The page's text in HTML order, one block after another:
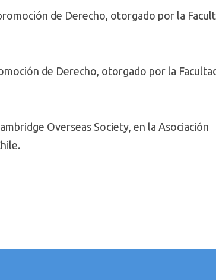
de Derecho, otorgado por la
de Derecho, otorgado por la
Overseas Society, en la Asociación